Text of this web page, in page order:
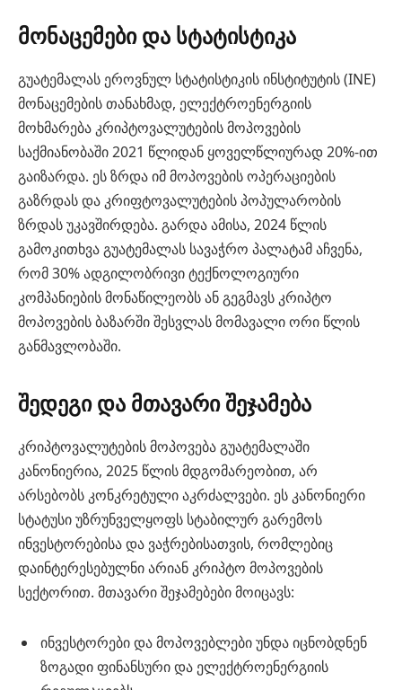
მონაცემები და სტატისტიკა
გუატემალას ეროვნულ სტატისტიკის ინსტიტუტის (INE)
მონაცემების თანახმად, ელექტროენერგიის
მოხმარება კრიპტოვალუტების მოპოვების
საქმიანობაში 2021 წლიდან ყოველწლიურად 20%-ით
გაიზარდა. ეს ზრდა იმ მოპოვების ოპერაციების
გაზრდას და კრიფტოვალუტების პოპულარობის
ზრდას უკავშირდება. გარდა ამისა, 2024 წლის
გამოკითხვა გუატემალას სავაჭრო პალატამ აჩვენა,
რომ 30% ადგილობრივი ტექნოლოგიური
კომპანიების მონაწილეობს ან გეგმავს კრიპტო
მოპოვების ბაზარში შესვლას მომავალი ორი წლის
განმავლობაში.
შედეგი და მთავარი შეჯამება
კრიპტოვალუტების მოპოვება გუატემალაში
კანონიერია, 2025 წლის მდგომარეობით, არ
არსებობს კონკრეტული აკრძალვები. ეს კანონიერი
სტატუსი უზრუნველყოფს სტაბილურ გარემოს
ინვესტორებისა და ვაჭრებისათვის, რომლებიც
დაინტერესებულნი არიან კრიპტო მოპოვების
სექტორით. მთავარი შეჯამებები მოიცავს:
ინვესტორები და მოპოვებლები უნდა იცნობდნენ
ზოგადი ფინანსური და ელექტროენერგიის